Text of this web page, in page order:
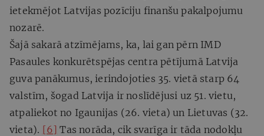
ietekmējot Latvijas pozīciju finanšu pakalpojumu
nozarē.
Šajā sakarā atzīmējams, ka, lai gan pērn IMD
Pasaules konkurētspējas centra pētījumā Latvija
guva panākumus, ierindojoties 35. vietā starp 64
valstīm, šogad Latvija ir noslīdējusi uz 51. vietu,
atpaliekot no Igaunijas (26. vieta) un Lietuvas (32.
vieta). [6] Tas norāda, cik svarīga ir tāda nodokļu